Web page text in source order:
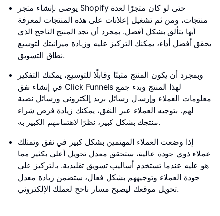
يوصى بإنشاء متجر Shopify حتى لو كان متجرًا لعدة
منتجات، ومن ثم تشغيل إعلانات على هذه المنتجات لمعرفة
أيها يتألق بشكل أفضل. بمجرد أن تجد المنتج الناجح الذي
يحقق أفضل أداء، يمكنك التركيز عليه وزيادة ميزانيتك لتوسيع
نطاق التسويق.
وبمجرد أن يكون المنتج مثبتًا وقابلًا للتوسيع، يمكنك التفكير
في إنشاء نفق Click Funnels لهذا المنتج وبدء جمع
معلومات العملاء وإرسال رسائل بريد إلكتروني ورسائل نصية
لهم. بتوجيه العملاء عبر النفق، يمكنك زيادة فرص شراء
منتجك بشكل كبير، نظرًا لاهتمامهم الكبير به.
إذا وضعت العملاء المهتمين بشكل كبير في نفق وتمتلك
عملاء ذوي جودة عالية، ستحقق معدل تحويل أعلى بكثير مما
هو عليه عندما تستخدم أساليب تسويق تقليدية. بالتركيز على
جودة العملاء وتوجيههم بشكل فعال، ستضمن زيادة معدل
تحويل موقعك ليصبح مسار ناجح لعملك الإلكتروني.